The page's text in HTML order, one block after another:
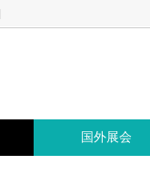
国外展会